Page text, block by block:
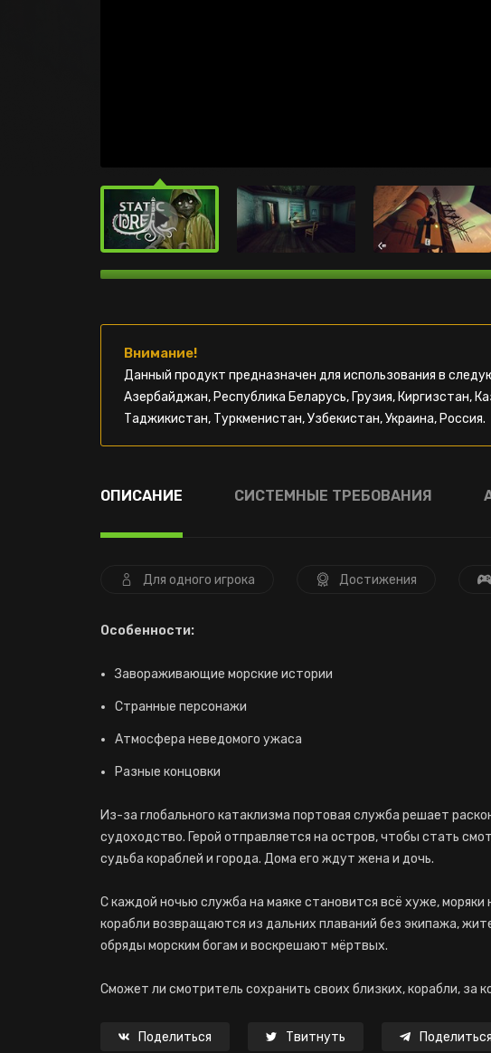
Внимание!
Данный продукт предназначен для использования в
Азербайджан, Республика Беларусь, Грузия, Киргизстан,
Таджикистан, Туркменистан, Узбекистан, Украина, Россия.
ОПИСАНИЕ СИСТЕМНЫЕ ТРЕБОВАНИЯ
Для одного игрока Достижения
Особенности:
Завораживающие морские истории
Странные персонажи
Атмосфера неведомого ужаса
Разные концовки
Из-за глобального катаклизма портовая служба решает
судоходство. Герой отправляется на остров, чтобы стать
судьба кораблей и города. Дома его ждут жена и дочь.
С каждой ночью служба на маяке становится всё хуже,
корабли возвращаются из дальних плаваний без экипажа,
обряды морским богам и воскрешают мёртвых.
Сможет ли смотритель сохранить своих близких, корабли, за
Поделиться Твитнуть Поделиться